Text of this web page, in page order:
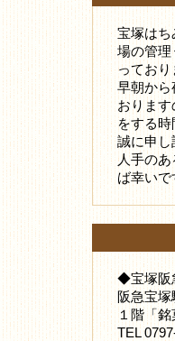
宝塚はち
場の管理
っており
早朝から
おりま
をする
誠に申し
人手の
ば幸いで
◆宝塚阪
阪急宝塚
１階「
TEL